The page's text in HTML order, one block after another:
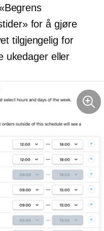
for å gjøre
tilgjengelig for
ukedager eller